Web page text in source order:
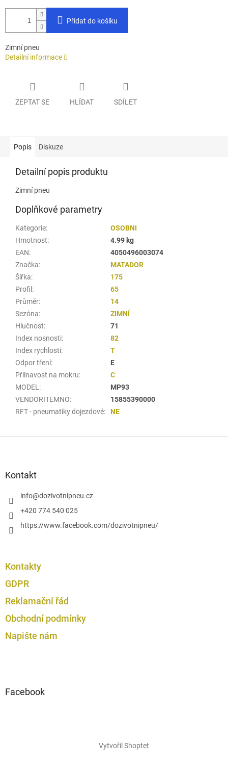
Přidat do košíku
Zimní pneu
Detailní informace
ZEPTAT SE HLÍDAT SDÍLET
Popis Diskuze
Detailní popis produktu
Zimní pneu
Doplňkové parametry
Kategorie:
OSOBNI
Hmotnost:
4.99 kg
EAN:
4050496003074
Značka:
MATADOR
Šířka:
175
Profil :
65
Průměr:
14
Sezóna:
ZIMNÍ
Hlučnost:
71
Index nosnosti:
82
Index rychlosti:
T
Odpor tření:
E
Přilnavost na mokru:
C
MODEL :
MP93
VENDORITEMNO:
15855390000
RFT - pneumatiky dojezdové: NE
Kontakt
info@dozivotnipneu.cz
+420 774 540 025
https://www.facebook.com/dozivotnipneu/
Kontakty
GDPR
Reklamační řád
Obchodní podmínky
Napište nám
Facebook
Vytvořil Shoptet